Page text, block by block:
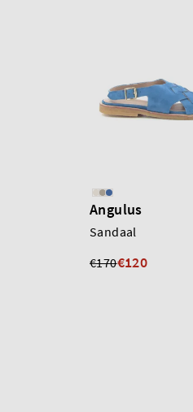
Angulus
Sandaal
€170€120